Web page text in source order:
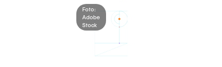
Foto:
Adobe
Stock